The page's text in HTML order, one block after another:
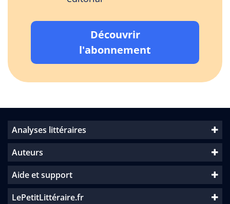
Découvrir
l'abonnement
Analyses littéraires
Auteurs
Aide et support
LePetitLittéraire.fr